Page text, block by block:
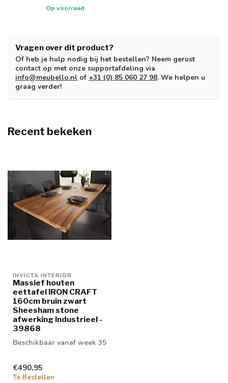
Op voorraad
Vragen over dit product?
Of heb je hulp nodig bij het bestellen? Neem gerust
contact op met onze supportafdeling via
info@meubello.nl of +31 (0) 85 060 27 98. We helpen u
graag verder!
Recent bekeken
INVICTA INTERIOR
Massief houten
eettafel IRON CRAFT
160cm bruin zwart
Sheesham stone
afwerking Industrieel -
39868
Beschikbaar vanaf week 35
€490,95
Te Bestellen